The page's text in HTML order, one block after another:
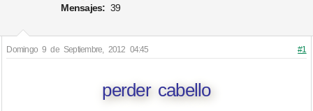
Mensajes: 39
Domingo 9 de Septiembre, 2012 04:45 #1
perder cabello